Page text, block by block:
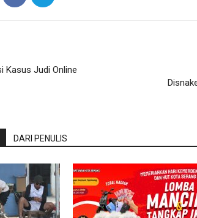
Kasus Judi Online
DARI PENULIS